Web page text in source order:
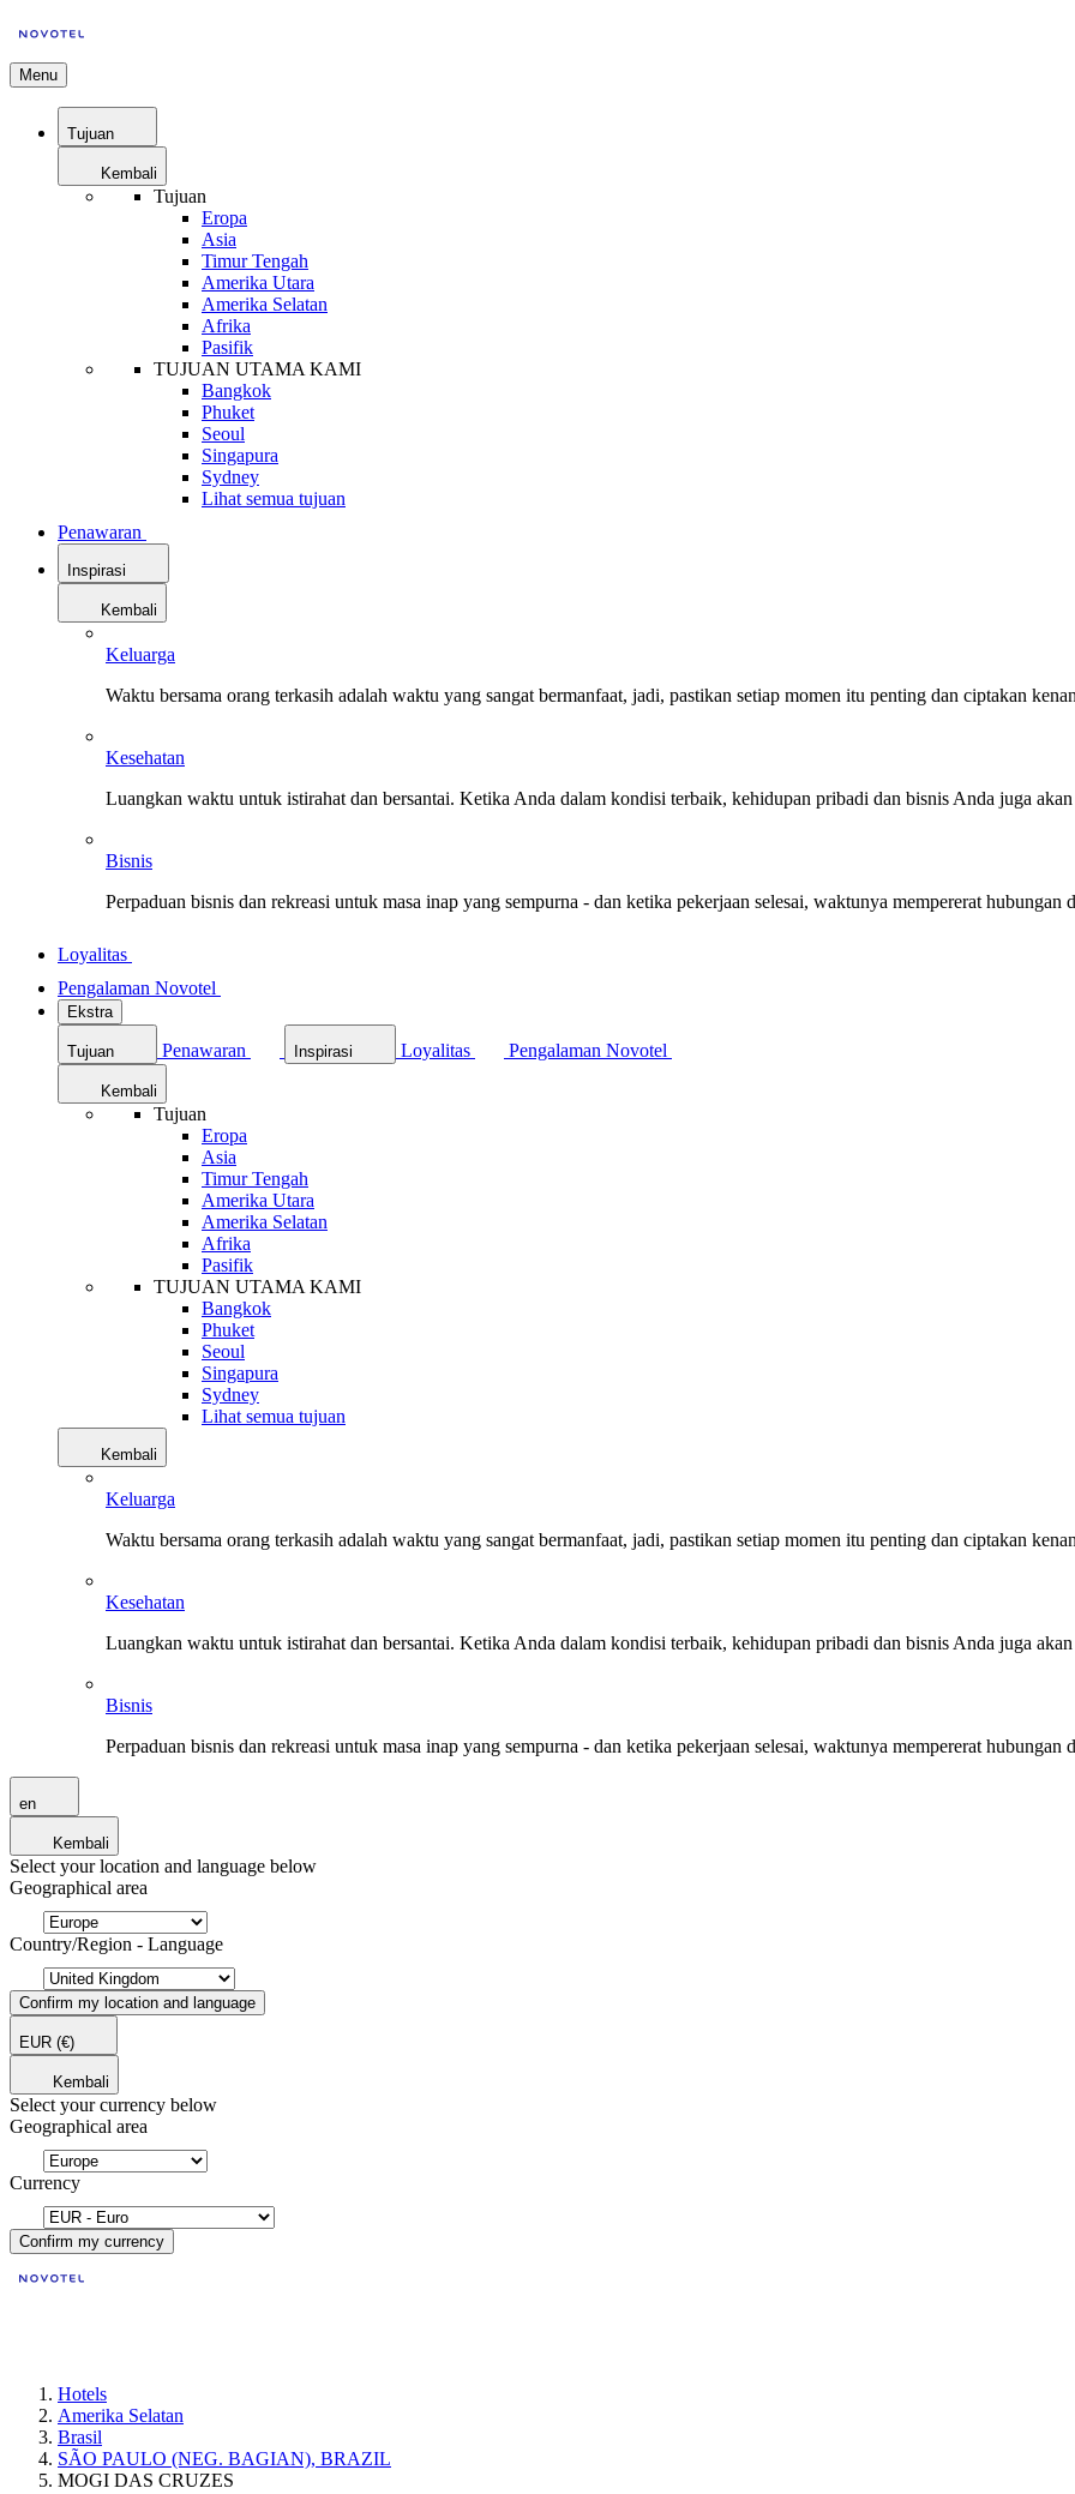
Menu
Tujuan
Kembali
Tujuan
Eropa
Asia
Timur Tengah
Amerika Utara
Amerika Selatan
Afrika
Pasifik
TUJUAN UTAMA KAMI
Bangkok
Phuket
Seoul
Singapura
Sydney
Lihat semua tujuan
Penawaran
Inspirasi
Kembali
Keluarga
Waktu bersama orang terkasih adalah waktu yang sangat bermanfaat, jadi, pastikan setiap momen itu penting dan ciptakan
Kesehatan
Luangkan waktu untuk istirahat dan bersantai. Ketika Anda dalam kondisi terbaik, kehidupan pribadi dan bisnis Anda juga
Bisnis
Perpaduan bisnis dan rekreasi untuk masa inap yang sempurna - dan ketika pekerjaan selesai, waktunya mempererat hubungan
Loyalitas
Pengalaman Novotel
Ekstra
Tujuan Penawaran Inspirasi Loyalitas Pengalaman Novotel
Kembali
Tujuan
Eropa
Asia
Timur Tengah
Amerika Utara
Amerika Selatan
Afrika
Pasifik
TUJUAN UTAMA KAMI
Bangkok
Phuket
Seoul
Singapura
Sydney
Lihat semua tujuan
Kembali
Keluarga
Waktu bersama orang terkasih adalah waktu yang sangat bermanfaat, jadi, pastikan setiap momen itu penting dan ciptakan
Kesehatan
Luangkan waktu untuk istirahat dan bersantai. Ketika Anda dalam kondisi terbaik, kehidupan pribadi dan bisnis Anda juga
Bisnis
Perpaduan bisnis dan rekreasi untuk masa inap yang sempurna - dan ketika pekerjaan selesai, waktunya mempererat hubungan
en
Kembali
Select your location and language below
Geographical area
Country/Region - Language
Confirm my location and language
EUR (€)
Kembali
Select your currency below
Geographical area
Currency
Confirm my currency
Hotels
Amerika Selatan
Brasil
SÃO PAULO (NEG. BAGIAN), BRAZIL
MOGI DAS CRUZES